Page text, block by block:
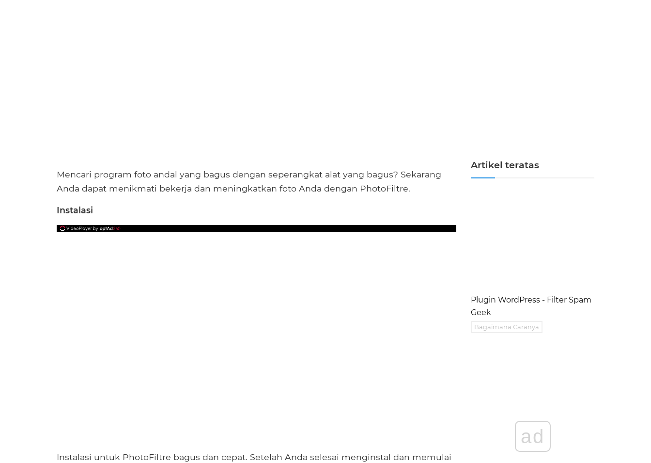
Mencari program foto andal yang bagus dengan seperangkat alat yang bagus? Sekarang
Anda dapat menikmati bekerja dan meningkatkan foto Anda dengan PhotoFiltre.
Instalasi
Instalasi untuk PhotoFiltre bagus dan cepat. Setelah Anda selesai menginstal dan memulai
Artikel teratas
Plugin WordPress - Filter Spam
Geek
Bagaimana Caranya
ad